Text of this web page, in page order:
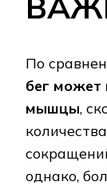
По
бег может
мышцы,
однако,